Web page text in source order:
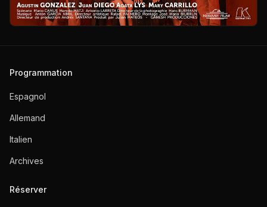
Programmation
Espagnol
Allemand
Italien
Archives
Réserver